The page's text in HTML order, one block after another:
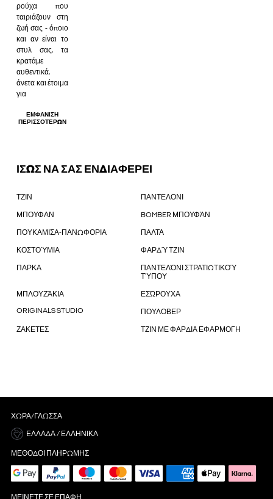
ρούχα που
ταιριάζουν στη
ζωή σας - όποιο
και αν είναι το
στυλ σας, τα
κρατάμε
αυθεντικά,
άνετα και έτοιμα
για
ΕΜΦΆΝΙΣΗ
ΠΕΡΙΣΣΌΤΕΡΩΝ
ΙΣΩΣ ΝΑ ΣΑΣ ΕΝΔΙΑΦΕΡΕΙ
ΤΖΙΝ ΠΑΝΤΕΛΟΝΙ
ΜΠΟΥΦΑΝ BOMBER ΜΠΟΥΦΆΝ
ΠΟΥΚΑΜΙΣΑ-ΠΑΝΩΦΟΡΙΑ ΠΑΛΤΑ
ΚΟΣΤΟΎΜΙΑ ΦΑΡΔΎ ΤΖΙΝ
ΠΑΡΚΑ
ΠΑΝΤΕΛΌΝΙ ΣΤΡΑΤΙΩΤΙΚΟΎ
ΤΎΠΟΥ
ΜΠΛΟΥΖΆΚΙΑ ΕΣΏΡΟΥΧΑ
ORIGINALS STUDIO ΠΟΥΛΟΒΕΡ
ΖΑΚΕΤΕΣ ΤΖΙΝ ΜΕ ΦΑΡΔΙΑ ΕΦΑΡΜΟΓΗ
ΧΏΡΑ/ΓΛΏΣΣΑ
ΕΛΛΆΔΑ / ΕΛΛΗΝΙΚΆ
ΜΈΘΟΔΟΙ ΠΛΗΡΩΜΉΣ